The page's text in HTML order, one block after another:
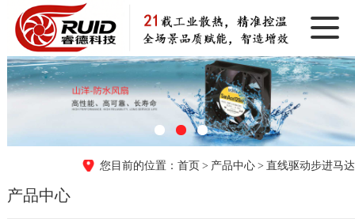
首页 产品中心 直线驱动步进马达
产品中心